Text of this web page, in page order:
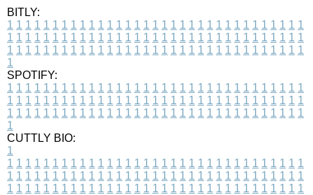
BITLY:
1 1 1 1 1 1 1 1 1 1 1 1 1 1 1 1 1 1 1 1 1 1 1 1 1 1 1 1 1 1 1 1 1
1 1 1 1 1 1 1 1 1 1 1 1 1 1 1 1 1 1 1 1 1 1 1 1 1 1 1 1 1 1 1 1 1
1 1 1 1 1 1 1 1 1 1 1 1 1 1 1 1 1 1 1 1 1 1 1 1 1 1 1 1 1 1 1 1 1
1
SPOTIFY:
1 1 1 1 1 1 1 1 1 1 1 1 1 1 1 1 1 1 1 1 1 1 1 1 1 1 1 1 1 1 1 1 1
1 1 1 1 1 1 1 1 1 1 1 1 1 1 1 1 1 1 1 1 1 1 1 1 1 1 1 1 1 1 1 1 1
1 1 1 1 1 1 1 1 1 1 1 1 1 1 1 1 1 1 1 1 1 1 1 1 1 1 1 1 1 1 1 1 1
1
CUTTLY BIO:
1
1 1 1 1 1 1 1 1 1 1 1 1 1 1 1 1 1 1 1 1 1 1 1 1 1 1 1 1 1 1 1 1 1
1 1 1 1 1 1 1 1 1 1 1 1 1 1 1 1 1 1 1 1 1 1 1 1 1 1 1 1 1 1 1 1 1
1 1 1 1 1 1 1 1 1 1 1 1 1 1 1 1 1 1 1 1 1 1 1 1 1 1 1 1 1 1 1 1 1